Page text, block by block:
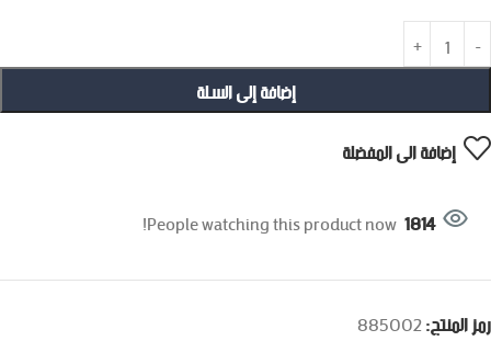
إضافة إلى السلة
إضافة الى المفضلة
1814
People watching this product now!
رمز المنتج:885002